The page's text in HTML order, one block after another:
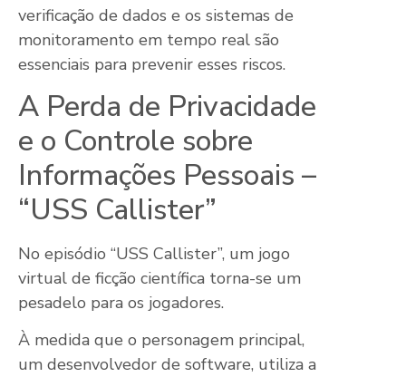
verificação de dados e os sistemas de
monitoramento em tempo real são
essenciais para prevenir esses riscos.
A Perda de Privacidade
e o Controle sobre
Informações Pessoais –
“USS Callister”
No episódio “USS Callister”, um jogo
virtual de ficção científica torna-se um
pesadelo para os jogadores.
À medida que o personagem principal,
um desenvolvedor de software, utiliza a